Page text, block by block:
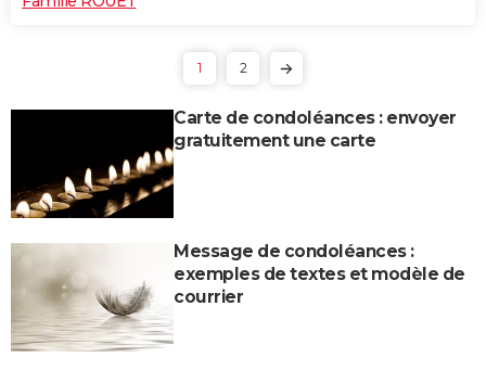
1 2
Carte de condoléances : envoyer
gratuitement une carte
Message de condoléances :
exemples de textes et modèle de
courrier